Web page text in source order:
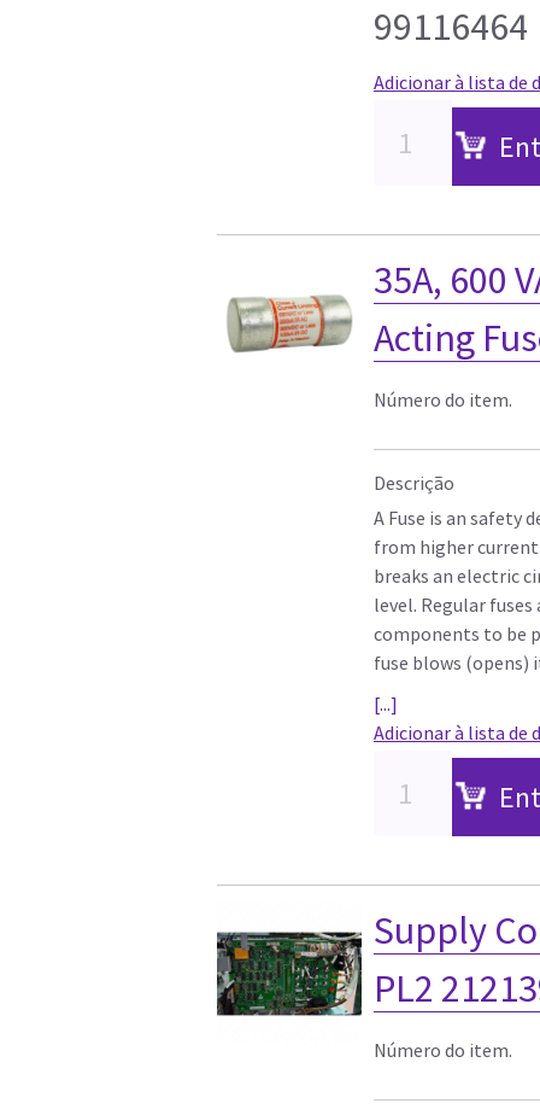
99116464
Adicionar à lista de
35A, 600
Acting
Número do item.
Descrição
A Fuse is an safety
from higher
breaks an electric
level. Regular
components to be
fuse blows (opens)
[...]
Adicionar à lista de
Supply
PL2
Número do item.